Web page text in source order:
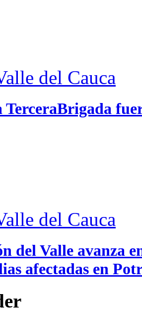
del Cauca
TerceraBrigada
del Cauca
del Valle avanza
afectadas en